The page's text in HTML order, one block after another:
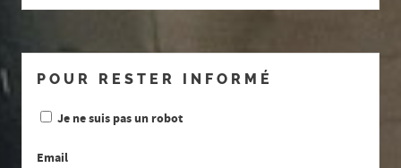
POUR RESTER INFORMÉ
Je ne suis pas un robot
Email